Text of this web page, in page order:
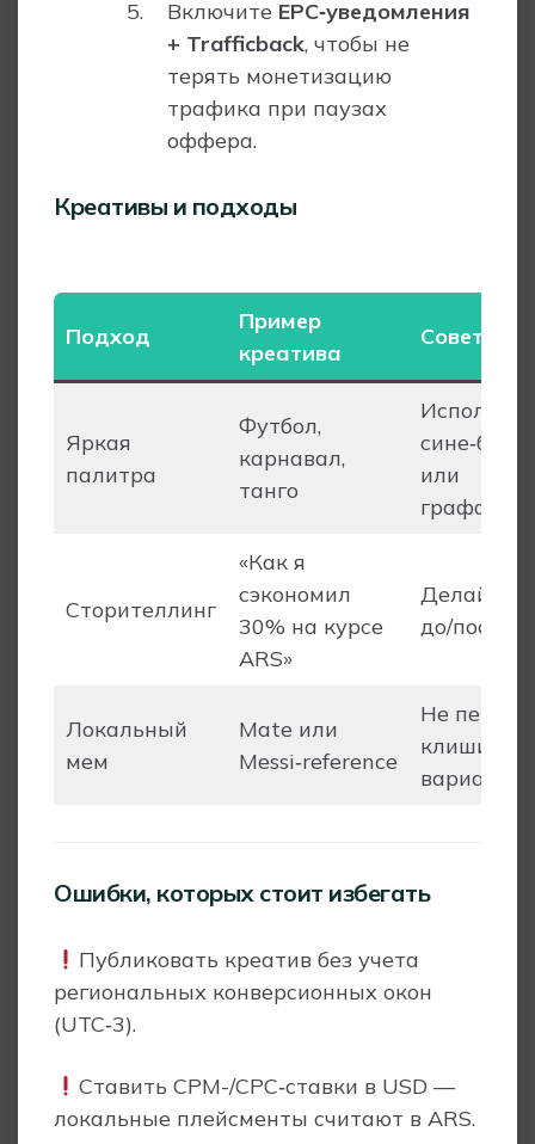
Включите EPC‑уведомления
+ Trafficback, чтобы не
терять монетизацию
трафика при паузах
оффера.
Креативы и подходы
Подход
Пример
креатива
Советы
Яркая
палитра
Футбол,
карнавал,
танго
или
Сторителлинг
«Как я
сэкономил
30% на курсе
ARS»
Делайте
до/после
Локальный
мем
Mate или
Messi‑reference
Не
Ошибки, которых стоит избегать
Публиковать креатив без учета
региональных конверсионных окон
(UTC‑3).
Ставить CPM-/CPC‑ставки в USD —
локальные плейсменты считают в ARS.